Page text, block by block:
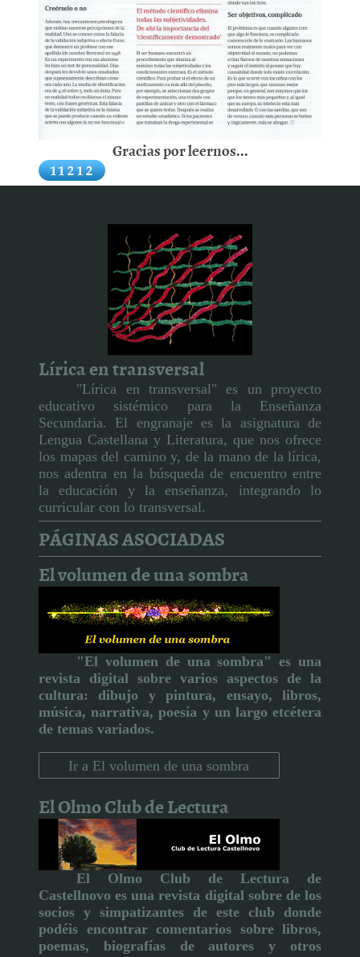
Gracias por leernos...
Lírica en transversal
"Lírica en transversal" es un proyecto
educativo sistémico para la Enseñanza
Secundaria. El engranaje es la asignatura de
Lengua Castellana y Literatura, que nos ofrece
los mapas del camino y, de la mano de la lírica,
nos adentra en la búsqueda de encuentro entre
la educación y la enseñanza, integrando lo
curricular con lo transversal.
PÁGINAS ASOCIADAS
El volumen de una sombra
"El volumen de una sombra" es una
revista digital sobre varios aspectos de la
cultura:
dibujo y pintura, ensayo, libros,
música, narrativa, poesía y un largo etcétera
de temas variados.
Ir a El volumen de una sombra
El Olmo Club de Lectura
El Olmo Club de Lectura de
Castellnovo es una revista digital sobre de los
socios y simpatizantes de este club donde
podéis encontrar comentarios sobre libros,
poemas, biografías de autores y otros